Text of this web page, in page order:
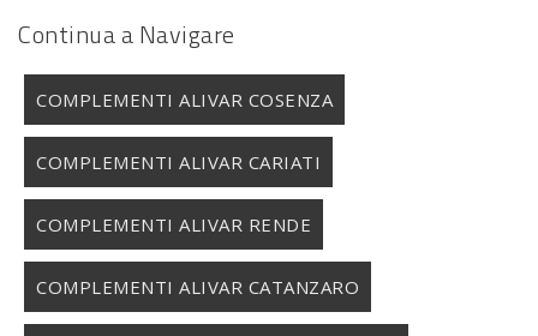
Continua a Navigare
COMPLEMENTI ALIVAR COSENZA
COMPLEMENTI ALIVAR CARIATI
COMPLEMENTI ALIVAR RENDE
COMPLEMENTI ALIVAR CATANZARO